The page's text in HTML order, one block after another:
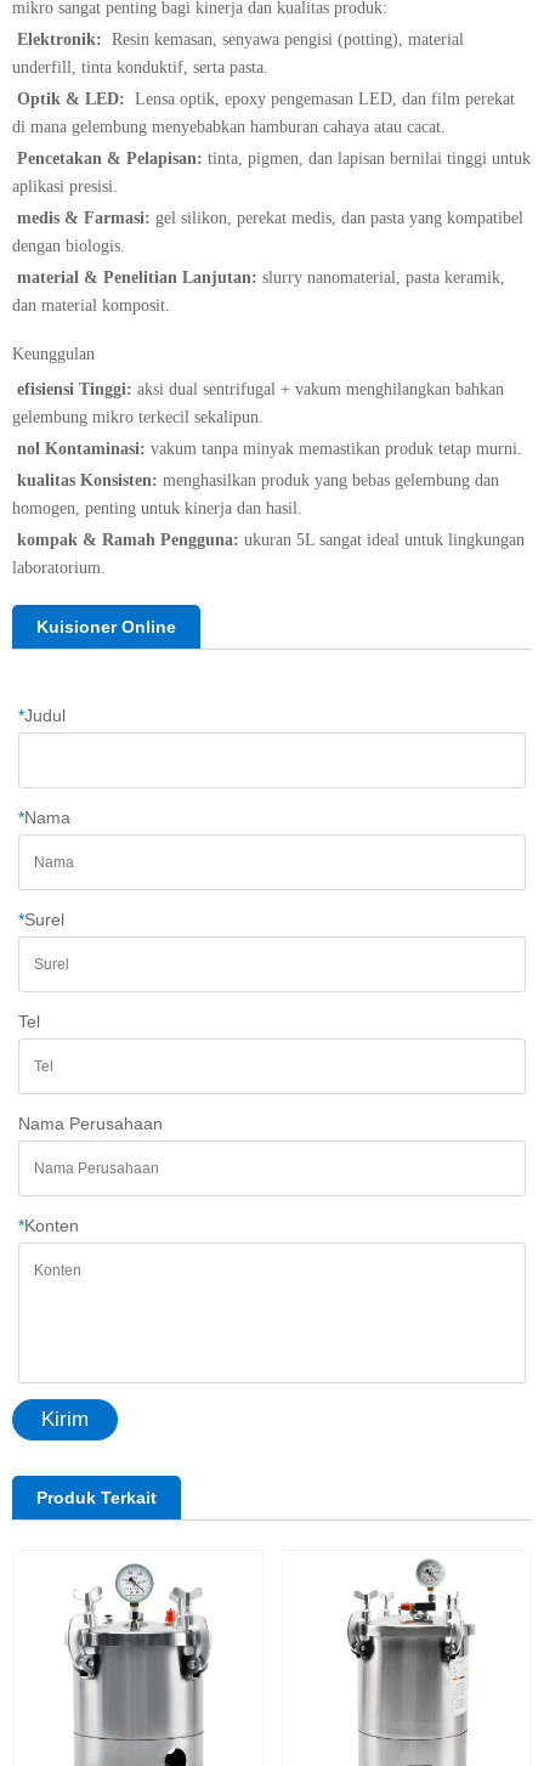
mikro sangat penting bagi kinerja dan kualitas produk:
​Elektronik:​ ​ Resin kemasan, senyawa pengisi (potting), material
underfill, tinta konduktif, serta pasta.
​Optik & LED:​ ​ Lensa optik, epoxy pengemasan LED, dan film perekat
di mana gelembung menyebabkan hamburan cahaya atau cacat.
​Pencetakan & Pelapisan:​ tinta, pigmen, dan lapisan bernilai tinggi untuk
aplikasi presisi.
medis & Farmasi: gel silikon, perekat medis, dan pasta yang kompatibel
dengan biologis.
material & Penelitian Lanjutan: slurry nanomaterial, pasta keramik,
dan material komposit.
Keunggulan
efisiensi Tinggi: aksi dual sentrifugal + vakum menghilangkan bahkan
gelembung mikro terkecil sekalipun.
nol Kontaminasi: vakum tanpa minyak memastikan produk tetap murni.
kualitas Konsisten: menghasilkan produk yang bebas gelembung dan
homogen, penting untuk kinerja dan hasil.
kompak & Ramah Pengguna: ukuran 5L sangat ideal untuk lingkungan
laboratorium.
Kuisioner Online
*Judul
*Nama
*Surel
Tel
Nama Perusahaan
*Konten
Kirim
Produk Terkait